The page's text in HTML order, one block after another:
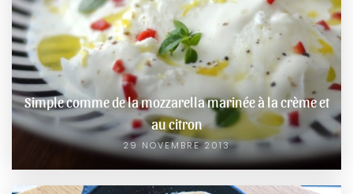
Simple comme de la mozzarella marinée à la crème et
au citron
29 NOVEMBRE 2013